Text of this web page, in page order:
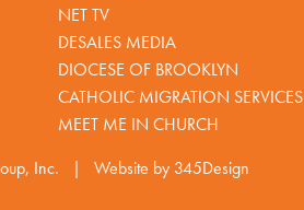
NET TV
DESALES MEDIA
DIOCESE OF BROOKLYN
CATHOLIC MIGRATION SERVICES
MEET ME IN CHURCH
Inc. | Website by 345Design